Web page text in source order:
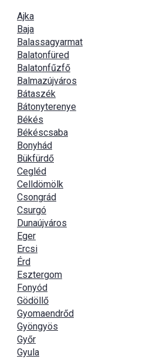
Ajka
Baja
Balassagyarmat
Balatonfüred
Balatonfűzfő
Balmazújváros
Bátaszék
Bátonyterenye
Békés
Békéscsaba
Bonyhád
Bükfürdő
Cegléd
Celldömölk
Csongrád
Csurgó
Dunaújváros
Eger
Ercsi
Érd
Esztergom
Fonyód
Gödöllő
Gyomaendrőd
Gyöngyös
Győr
Gyula